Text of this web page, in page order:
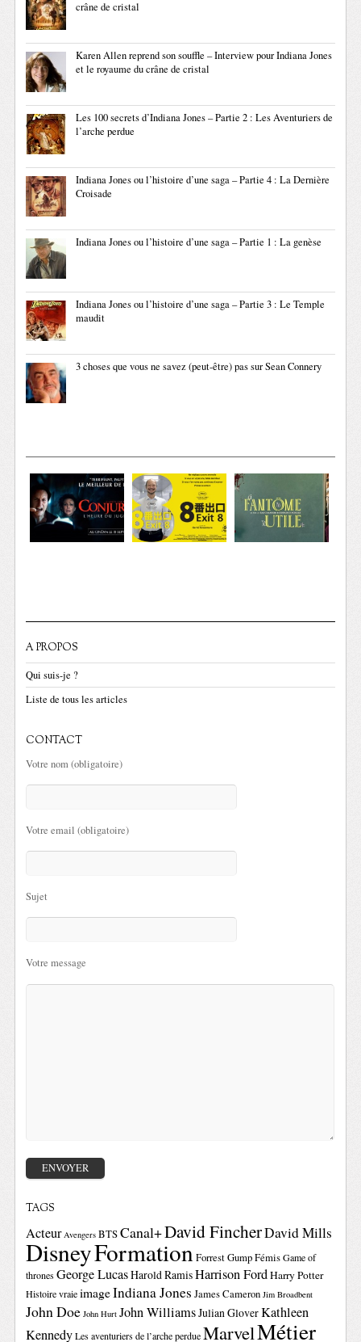
crâne de cristal
Karen Allen reprend son souffle – Interview pour Indiana Jones
et le royaume du crâne de cristal
Les 100 secrets d’Indiana Jones – Partie 2 : Les Aventuriers de
l’arche perdue
Indiana Jones ou l’histoire d’une saga – Partie 4 : La Dernière
Croisade
Indiana Jones ou l’histoire d’une saga – Partie 1 : La genèse
Indiana Jones ou l’histoire d’une saga – Partie 3 : Le Temple
maudit
3 choses que vous ne savez (peut-être) pas sur Sean Connery
A PROPOS
Qui suis-je ?
Liste de tous les articles
CONTACT
Votre nom (obligatoire)
Votre email (obligatoire)
Sujet
Votre message
TAGS
Acteur Avengers BTSCanal+David FincherDavid Mills
DisneyFormation Forrest GumpFémis Game of
thrones George LucasHarold RamisHarrison FordHarry Potter
Histoire vraie imageIndiana Jones James Cameron Jim Broadbent
John Doe John Hurt John WilliamsJulian GloverKathleen
Kennedy Les aventuriers de l’arche perdue MarvelMétier